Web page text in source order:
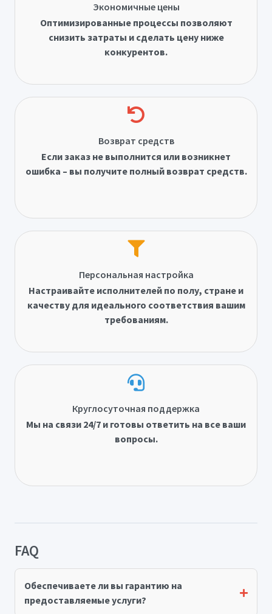
Экономичные цены
Оптимизированные процессы позволяют
снизить затраты и сделать цену ниже
конкурентов.
Возврат средств
Если заказ не выполнится или возникнет
ошибка – вы получите полный возврат средств.
Персональная настройка
Настраивайте исполнителей по полу, стране и
качеству для идеального соответствия вашим
требованиям.
Круглосуточная поддержка
Мы на связи 24/7 и готовы ответить на все ваши
вопросы.
FAQ
Обеспечиваете ли вы гарантию на
предоставляемые услуги?